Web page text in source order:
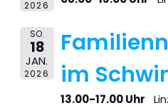
2026
SO.
18
JAN.
2026
im
13.00-17.00 Uhr